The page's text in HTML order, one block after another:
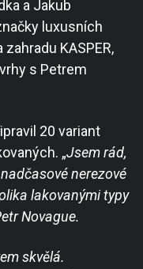
a Jakub
luxusních
KASPER,
s Petrem
20 variant
„Jsem rád,
nerezové
lakovanými typy
Novague.
skvělá.